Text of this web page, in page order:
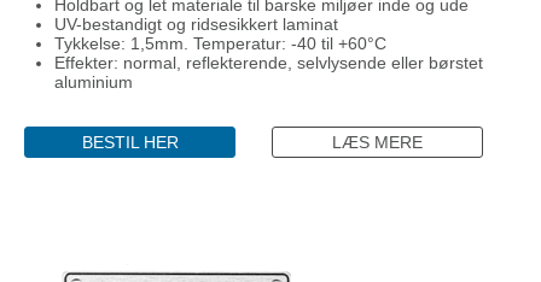
Holdbart og let materiale til barske miljøer inde og ude
UV-bestandigt og ridsesikkert laminat
Tykkelse: 1,5mm. Temperatur: -40 til +60°C
Effekter: normal, reflekterende, selvlysende eller børstet
aluminium
BESTIL HER LÆS MERE